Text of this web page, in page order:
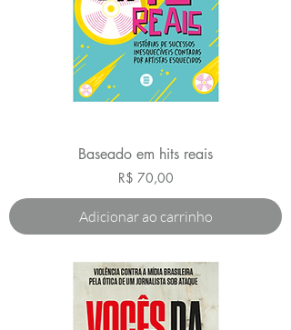
Baseado em hits reais
Preço
R$ 70,00
Adicionar ao carrinho